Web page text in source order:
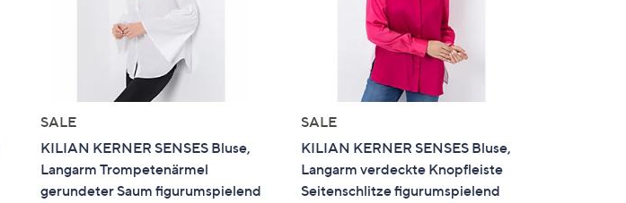
SALE
KILIAN KERNER SENSES Bluse,
Langarm Trompetenärmel
gerundeter Saum figurumspielend
SALE
KILIAN KERNER SENSES Bluse,
Langarm verdeckte Knopfleiste
Seitenschlitze figurumspielend